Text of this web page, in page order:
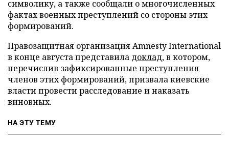
символику, а также сообщали о многочисленных
фактах военных преступлений со стороны этих
формирований.
Правозащитная организация Аmnesty International
в конце августа представила доклад, в котором,
перечислив зафиксированные преступления
членов этих формирований, призвала киевские
власти провести расследование и наказать
виновных.
НА ЭТУ ТЕМУ